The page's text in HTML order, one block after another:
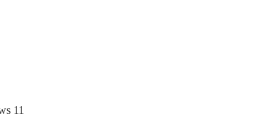
11